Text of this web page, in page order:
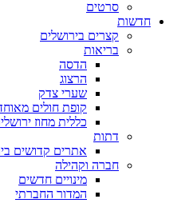
קצרים בירושלים
בריאות
שערי צדק
קופת חולים מאוחדת
כללית מחוז ירושלים
אתרים קדושים בירושלים
חברה וקהילה
מינויים חדשים
המדור החברתי